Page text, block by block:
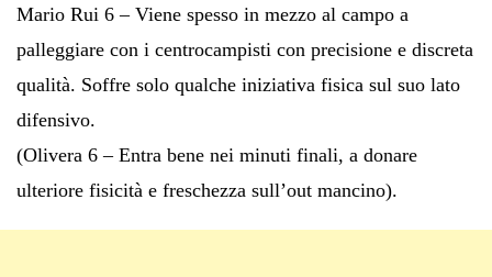
Mario Rui 6 – Viene spesso in mezzo al campo a
palleggiare con i centrocampisti con precisione e discreta
qualità. Soffre solo qualche iniziativa fisica sul suo lato
difensivo.
(Olivera 6 – Entra bene nei minuti finali, a donare
ulteriore fisicità e freschezza sull’out mancino).